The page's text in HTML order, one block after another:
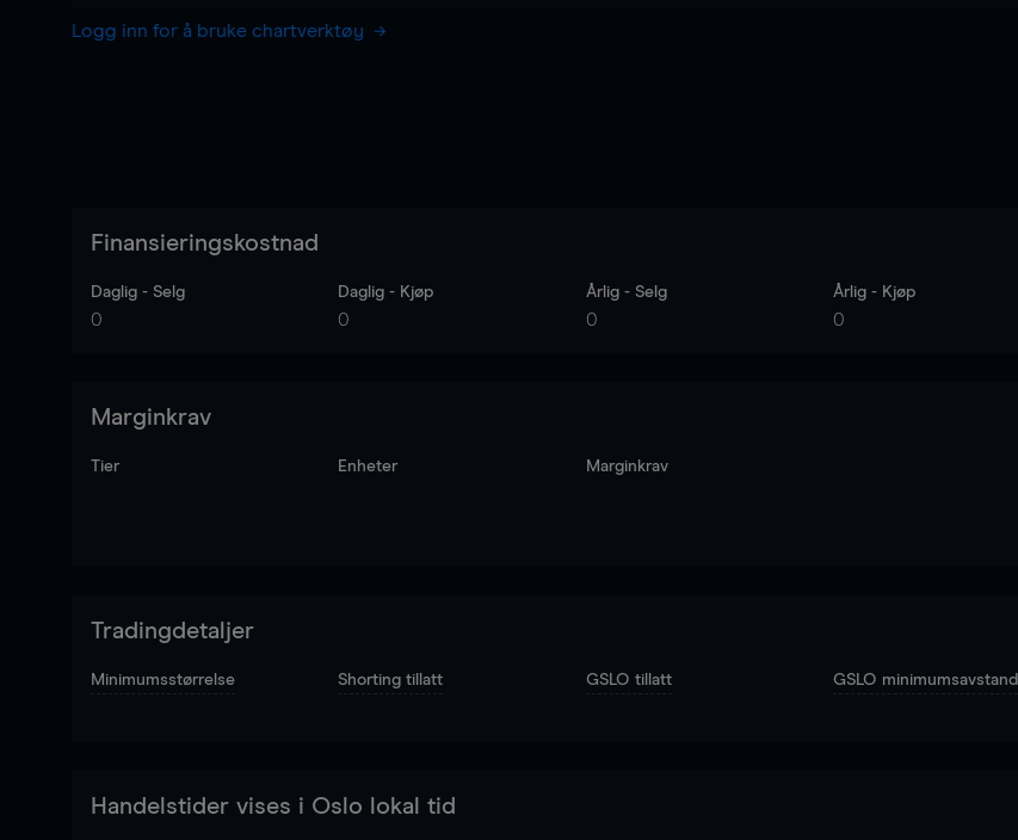
Logg inn for å bruke chartverktøy
Finansieringskostnad
Daglig - Selg
0
Daglig - Kjøp
0
Årlig - Selg
0
Årlig - Kjøp
0
Marginkrav
Tier Enheter Marginkrav
Tradingdetaljer
Minimumsstørrelse Shorting tillatt GSLO tillatt GSLO minimumsavstand
Handelstider vises i Oslo lokal tid